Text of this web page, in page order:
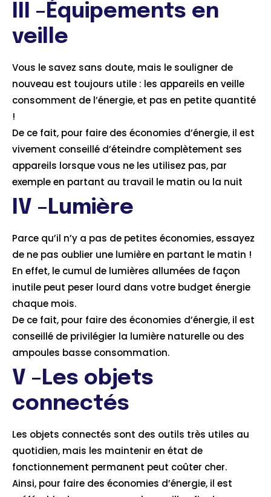
III –Équipements en
veille
Vous le savez sans doute, mais le souligner de
nouveau est toujours utile : les appareils en veille
consomment de l’énergie, et pas en petite quantité
!
De ce fait, pour faire des économies d’énergie, il est
vivement conseillé d’éteindre complètement ses
appareils lorsque vous ne les utilisez pas, par
exemple en partant au travail le matin ou la nuit
IV –Lumière
Parce qu’il n’y a pas de petites économies, essayez
de ne pas oublier une lumière en partant le matin !
En effet, le cumul de lumières allumées de façon
inutile peut peser lourd dans votre budget énergie
chaque mois.
De ce fait, pour faire des économies d’énergie, il est
conseillé de privilégier la lumière naturelle ou des
ampoules basse consommation.
V –Les objets
connectés
Les objets connectés sont des outils très utiles au
quotidien, mais les maintenir en état de
fonctionnement permanent peut coûter cher.
Ainsi, pour faire des économies d’énergie, il est